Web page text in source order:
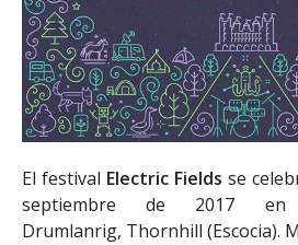
El festival Electric Fieldsse
septiembre de 2017
Drumlanrig, Thornhill (Escocia).